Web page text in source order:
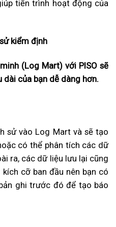
tiến trình hoạt động của
kiểm định
(Log Mart) với PISO sẽ
dài của bạn dễ dàng hơn.
sử vào Log Mart và sẽ tạo
có thể phân tích các dữ
ra, các dữ liệu lưu lại cũng
cỡ ban đầu nên bạn có
ghi trước đó để tạo báo